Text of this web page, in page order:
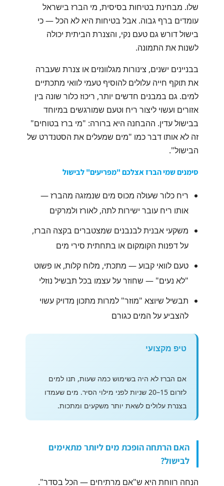
שלו. מבחינת בטיחות בסיסית, מי הברז בישראל
עומדים ברף גבוה. אבל בטיחות היא לא הכל — כי
בישול דורש גם טעם נקי, והצנרת הביתית יכולה
לשנות את התמונה.
בבניינים ישנים, צינורות מגלוונזים או צנרת שעברה
את תוקף חייה עלולים להוסיף טעמי לוואי מתכתיים
למים. גם במבנים חדשים יותר, ריכוז כלור שונה בין
אזורים ועשוי ליצור ריח וטעם שמורגשים במיוחד
בבישול עדין. ההבחנה היא ברורה: "מי ברז בטוחים"
זה לא אותו דבר כמו "מים שמעלים את הסטנדרט של
הבישול".
סימנים שמי הברז אצלכם "מפריעים" לבישול
ריח כלור שעולה מכוס מים שנמזגה מהברז —
אותו ריח עובר ישירות לתה, לאורז ולמרקים
משקעי אבנית לבנבנים שמצטברים בקצה הברז,
על דפנות הקומקום או בתחתית סירי מים
טעם לוואי קבוע — מתכתי, מלוח קלות, או פשוט
"לא נעים" — שחוזר על עצמו בכל תבשיל נוזלי
תבשיל שיוצא "מוזר" למרות מתכון מדויק עשוי
להצביע על המים כגורם
טיפ מקצועי
אם הברז לא היה בשימוש כמה שעות, תנו למים
לזרום 15–20 שניות לפני מילוי הסיר. מים שעמדו
בצנרת עלולים לשאת יותר משקעים ומתכות.
האם הרתחה הופכת מים ליותר מתאימים
לבישול?
הנחה רווחת היא ש"אם מרתיחים — הכל בסדר".